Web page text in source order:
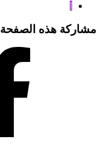
مشاركة هذه الصفحة